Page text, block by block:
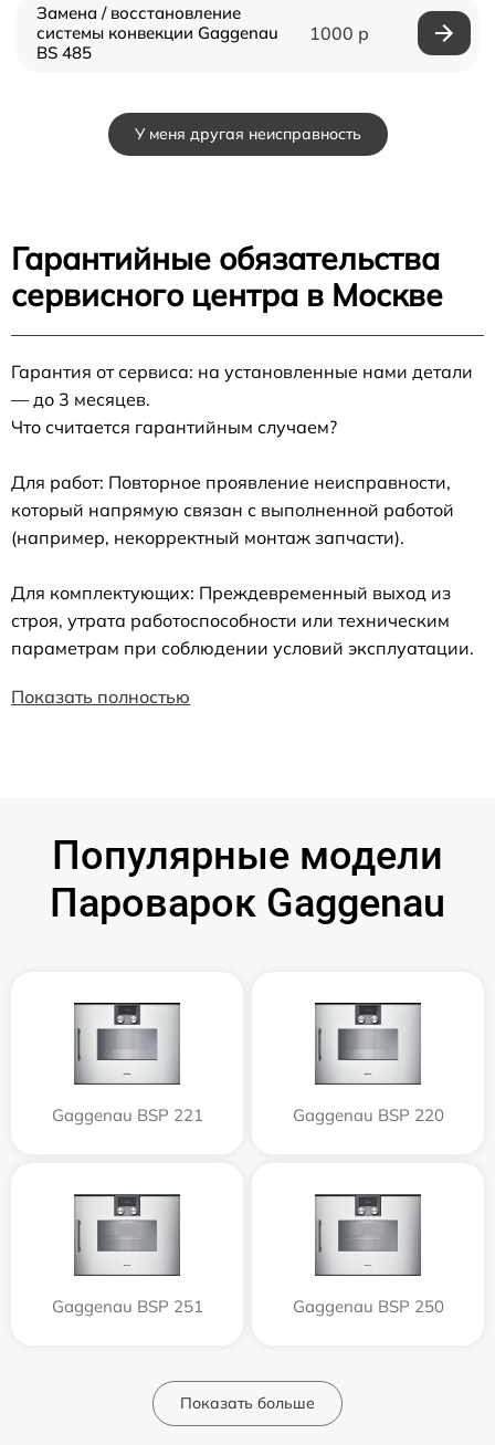
Замена / восстановление
системы конвекции Gaggenau
BS 485
1000 р
У меня другая неисправность
Гарантийные обязательства
сервисного центра в Москве
Гарантия от сервиса: на установленные нами детали
— до 3 месяцев.
Что считается гарантийным случаем?
Для работ: Повторное проявление неисправности,
который напрямую связан с выполненной работой
(например, некорректный монтаж запчасти).
Для комплектующих: Преждевременный выход из
строя, утрата работоспособности или техническим
параметрам при соблюдении условий эксплуатации.
Показать полностью
Популярные модели
Пароварок Gaggenau
Gaggenau BSP 221 Gaggenau BSP 220
Gaggenau BSP 251 Gaggenau BSP 250
Показать больше